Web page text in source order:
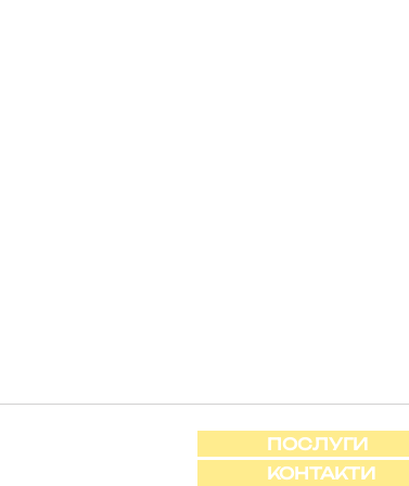
ПОСЛУГИ
КОНТАКТИ